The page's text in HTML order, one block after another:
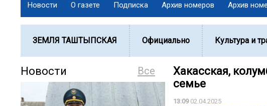
Новости О газете Подписка Архив номеров Архив
ЗЕМЛЯ ТАШТЫПСКАЯ Официально Культура и
Все
Новости
Хакасская,
семье
13:0902.04.2025